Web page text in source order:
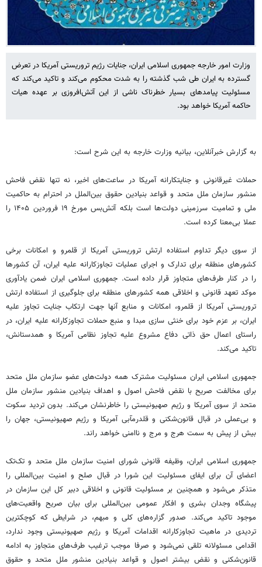
وزارت امور خارجه جمهوری اسلامی ایران، جنایات رژیم تروریستی آمریکا در تعرض
گسترده به ایران طی شب گذشته را به شدت محکوم می‌کند و تاکید می‌کند که
مسئولیت پیامدهای بسیار خطرناک ناشی از این آتش‌افروزی بر عهده هیات
حاکمه آمریکا خواهد بود.
به گزارش خبرآنلاین، بیانیه وزارت خارجه به این شرح است:
حملات غیرقانونی و جنایتکارانه آمریکا در ساعت‌های اخیر، نه تنها نقض فاحش
منشور سازمان ملل متحد و قواعد بنیادین حقوق بین‌الملل در احترام به حاکمیت
ملی و تمامیت سرزمینی دولت‌ها است بلکه آتش‌بس مورخ ۱۹ فروردین ۱۴۰۵ را
عملا بی‌معنا کرده است.
از سوی دیگر تداوم استفاده ارتش تروریستی آمریکا از قلمرو و امکانات برخی
کشورهای منطقه برای تدارک و اجرای عملیات تجاوزکارانه علیه ایران، آن کشورها
را در کنار طرف‌های متجاوز قرار داده است. جمهوری اسلامی ایران ضمن یادآوری
موکد تعهد قانونی و اخلاقی همه کشورهای منطقه برای جلوگیری از استفاده ارتش
تروریستی آمریکا از قلمرو، امکانات و منابع آنها جهت ارتکاب جنایت تجاوز علیه
ایران، بر عزم خود برای خنثی سازی مبدا و منبع حملات تجاوزکارانه علیه ایران، در
راستای اعمال حق ذاتی دفاع مشروع علیه تجاوز نظامی آمریکا و همدستانش،
تاکید می‌کند.
جمهوری اسلامی ایران مسئولیت مشترک همه دولت‌های عضو سازمان ملل متحد
برای مخالفت صریح با نقض فاحش اصول و اهداف بنیادین منشور سازمان ملل
متحد از سوی آمریکا و رژیم صهیونیستی را خاطرنشان می‌کند. بدون تردید سکوت
و بی‌عملی در قبال قانون‌شکنی و قلدرمآبی آمریکا و رژیم صهیونیستی، جهان را
بیش از پیش به سمت هرج و مرج و ناامنی خواهد راند.
جمهوری اسلامی ایران، وظیفه قانونی شورای امنیت سازمان ملل متحد و تک‌تک
اعضای آن برای ایفای مسئولیت این شورا در قبال صلح و امنیت بین‌المللی را
متذکر می‌شود و همچنین بر مسئولیت قانونی و اخلاقی دبیر کل این سازمان در
پیشگاه وجدان بشری و افکار عمومی بین‌المللی برای بیان صریح واقعیت‌های
موجود تاکید می‌کند. صدور گزاره‌های کلی و مبهم، در شرایطی که کوچکترین
تردیدی در ماهیت تجاوزکارانه اقدامات آمریکا و رژیم صهیونیستی وجود ندارد،
اقدامی مسئولانه تلقی نمی‌شود و صرفا موجب ترغیب طرف‌های متجاوز به ادامه
قانون‌شکنی و نقض بیشتر اصول و قواعد بنیادین منشور ملل متحد و حقوق